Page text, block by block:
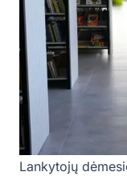
Lankytojų